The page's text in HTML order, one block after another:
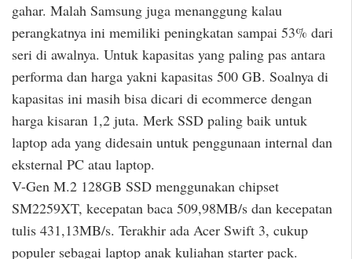
gahar. Malah Samsung juga menanggung kalau
perangkatnya ini memiliki peningkatan sampai 53% dari
seri di awalnya. Untuk kapasitas yang paling pas antara
performa dan harga yakni kapasitas 500 GB. Soalnya di
kapasitas ini masih bisa dicari di ecommerce dengan
harga kisaran 1,2 juta. Merk SSD paling baik untuk
laptop ada yang didesain untuk penggunaan internal dan
eksternal PC atau laptop.
V-Gen M.2 128GB SSD menggunakan chipset
SM2259XT, kecepatan baca 509,98MB/s dan kecepatan
tulis 431,13MB/s. Terakhir ada Acer Swift 3, cukup
populer sebagai laptop anak kuliahan starter pack.